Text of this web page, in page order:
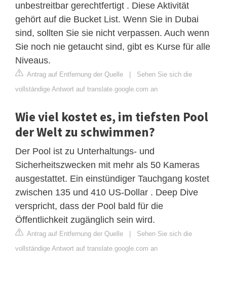
unbestreitbar gerechtfertigt . Diese Aktivität
gehört auf die Bucket List. Wenn Sie in Dubai
sind, sollten Sie sie nicht verpassen. Auch wenn
Sie noch nie getaucht sind, gibt es Kurse für alle
Niveaus.
Antrag auf Entfernung der Quelle | Sehen Sie sich die
vollständige Antwort auf translate.google.com an
Wie viel kostet es, im tiefsten Pool
der Welt zu schwimmen?
Der Pool ist zu Unterhaltungs- und
Sicherheitszwecken mit mehr als 50 Kameras
ausgestattet. Ein einstündiger Tauchgang kostet
zwischen 135 und 410 US-Dollar . Deep Dive
verspricht, dass der Pool bald für die
Öffentlichkeit zugänglich sein wird.
Antrag auf Entfernung der Quelle | Sehen Sie sich die
vollständige Antwort auf translate.google.com an